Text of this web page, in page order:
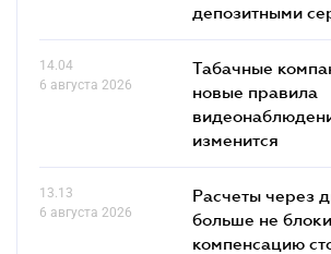
депозитными
14.04
6 августа 2026
Табачные
новые правила
изменится
13.13
6 августа 2026
Расчеты через
больше не
компенсацию